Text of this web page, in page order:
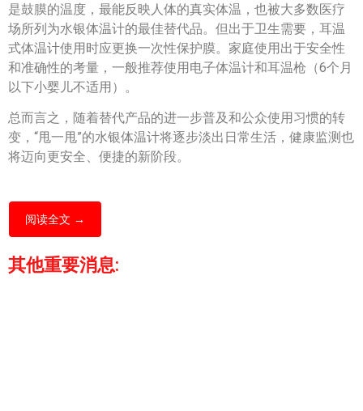
是鼓膜的温度，最能反映人体的真实体温，也被大多数医疗
场所列为水银体温计的最佳替代品。但出于卫生需要，耳温
式体温计使用时应更换一次性保护膜。家庭使用出于安全性
和准确性的考量，一般推荐使用电子体温计和耳温枪（6个月
以下小婴儿不适用）。
总而言之，随着替代产品的进一步普及和公众使用习惯的转
变，“甩一甩”的水银体温计将逐步淡出日常生活，健康监测也
将迈向更安全、便捷的新阶段。
阅读全文 →
其他重要消息: